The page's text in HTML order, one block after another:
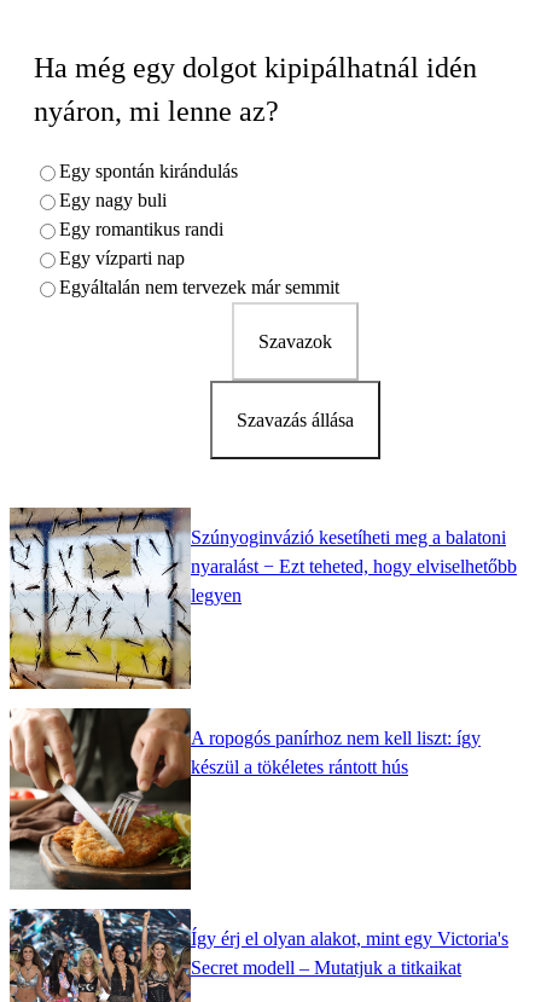
Ha még egy dolgot kipipálhatnál idén
nyáron, mi lenne az?
Egy spontán kirándulás
Egy nagy buli
Egy romantikus randi
Egy vízparti nap
Egyáltalán nem tervezek már semmit
Szavazok
Szavazás állása
Szúnyoginvázió kesetíheti meg a balatoni
nyaralást − Ezt teheted, hogy elviselhetőbb
legyen
A ropogós panírhoz nem kell liszt: így
készül a tökéletes rántott hús
Így érj el olyan alakot, mint egy Victoria's
Secret modell – Mutatjuk a titkaikat